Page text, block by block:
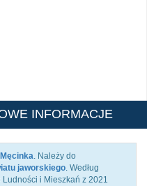
INFORMACJE
Męcinka. Należy do
jaworskiego. Według
i Mieszkań z 2021